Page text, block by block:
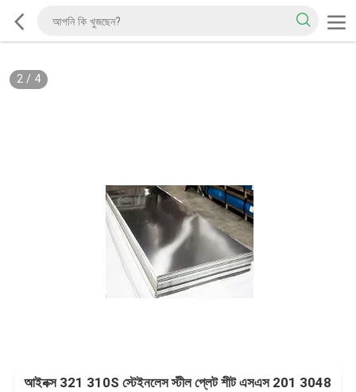
2/ 4
আইনক্স 321 310S স্টেইনলেস স্টীল প্লেট শীট এসএস 201 3048